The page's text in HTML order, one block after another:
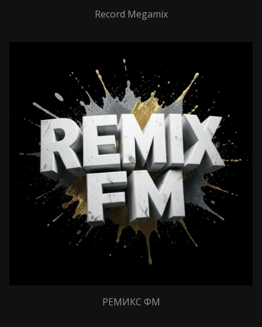
Record Megamix
РЕМИКС ФМ